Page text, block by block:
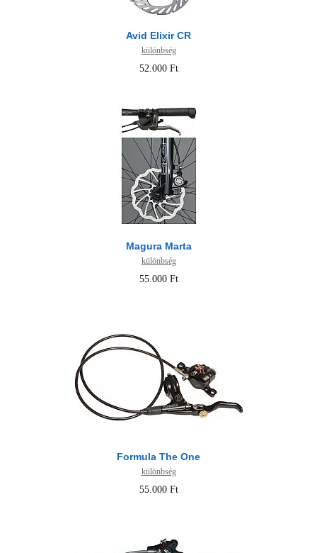
Avid Elixir CR
különbség
52.000 Ft
Magura Marta
különbség
55.000 Ft
Formula The One
különbség
55.000 Ft